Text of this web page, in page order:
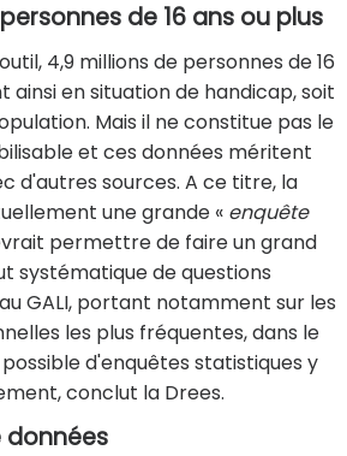
de 16 ans ou plus
4,9 millions de personnes de 16
ainsi en situation de handicap, soit
Mais il ne constitue pas le
et ces données méritent
d'autres sources. A ce titre, la
une grande « enquête
permettre de faire un grand
systématique de questions
GALI, portant notamment sur les
les plus fréquentes, dans le
d'enquêtes statistiques y
conclut la Drees.
données